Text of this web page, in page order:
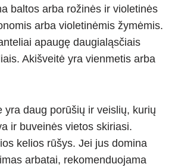
baltos arba rožinės ir violetinės
arba violetinėmis žymėmis.
apaugę daugialąsčiais
Akišveitė yra vienmetis arba
yra daug porūšių ir veislių, kurių
ir buveinės vietos skiriasi.
kelios rūšys. Jei jus domina
arbatai, rekomenduojama